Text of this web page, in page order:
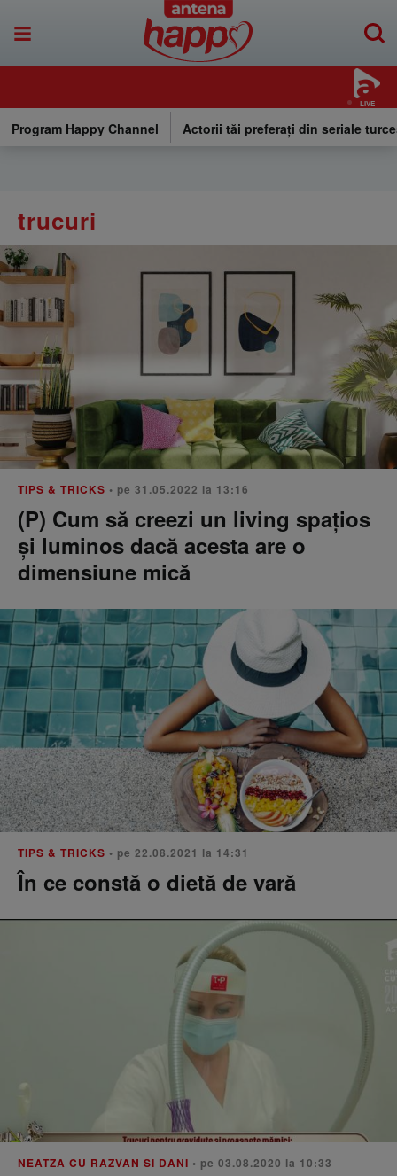
LIVE
Program Happy Channel Actorii tăi preferați din seriale
trucuri
TIPS & TRICKS • pe 31.05.2022 la 13:16
(P) Cum să creezi un living spațios
și luminos dacă acesta are o
dimensiune mică
TIPS & TRICKS • pe 22.08.2021 la 14:31
În ce constă o dietă de vară
NEATZA CU RAZVAN SI DANI • pe 03.08.2020 la 10:33